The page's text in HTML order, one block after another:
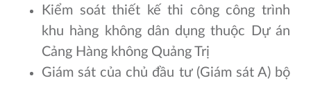
Kiểm soát thiết kế thi công công trình
khu hàng không dân dụng thuộc Dự án
Cảng Hàng không Quảng Trị
Giám sát của chủ đầu tư (Giám sát A) bộ